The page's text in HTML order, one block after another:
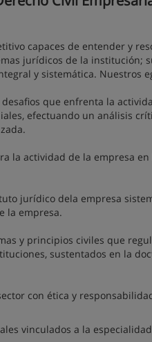
capaces de entender y
jurídicos de la institución;
y sistemática. Nuestros
que enfrenta la
efectuando un análisis
la actividad de la empresa
jurídico dela empresa
la empresa.
y principios civiles que
sustentados en la
con ética y
vinculados a la especialidad